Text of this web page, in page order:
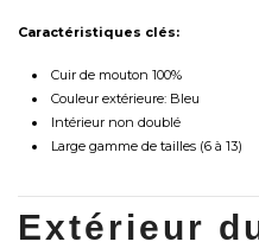
Caractéristiques clés:
Cuir de mouton 100%
Couleur extérieure: Bleu
Intérieur non doublé
Large gamme de tailles (6 à 13)
Extérieur